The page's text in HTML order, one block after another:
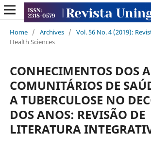
Home / Archives / Vol. 56 No. 4 (2019):
Health Sciences
CONHECIMENTOS DOS
COMUNITÁRIOS DE
A TUBERCULOSE NO
DOS ANOS: REVISÃO DE
LITERATURA